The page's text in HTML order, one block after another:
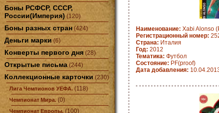
Боны РСФСР, СССР,
России(Империя) (120)
Боны разных стран (424)
Деньги марки (6)
Конверты первого дня (28)
Открытые письма (244)
Коллекционные карточки (230)
Лига Чемпионов УЕФА. (118)
Чемпионат Мира. (0)
Чемпионат Европы. (100)
Наименование: Xabi Alonso
Регистрационный номер:
Страна: Италия
Год: 2012
Тематика: Футбол
Состояние: PF(proof)
Дата добавления: